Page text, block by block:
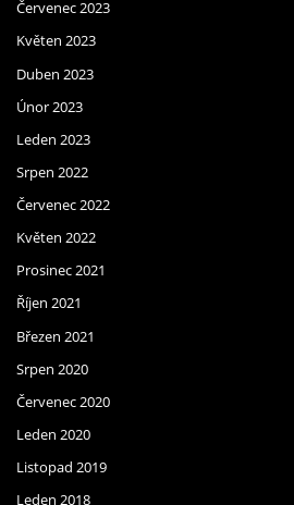
Červenec 2023
Květen 2023
Duben 2023
Únor 2023
Leden 2023
Srpen 2022
Červenec 2022
Květen 2022
Prosinec 2021
Říjen 2021
Březen 2021
Srpen 2020
Červenec 2020
Leden 2020
Listopad 2019
Leden 2018